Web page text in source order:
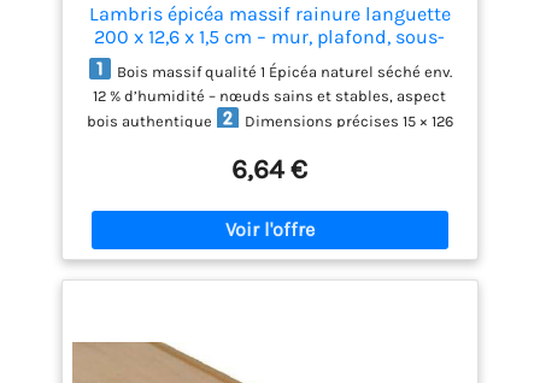
Lambris épicéa massif rainure languette
200 x 12,6 x 1,5 cm – mur, plafond, sous-
toiture, bardage léger – 1 lame
Bois massif qualité 1 Épicéa naturel séché env.
12 % d’humidité – nœuds sains et stables, aspect
bois authentique
Dimensions précises 15 × 126
couverture par lame
Utilisation intérieure &
léger, ruches, sauna, abri de jardin et
aménagement intérieur
Pose simple rainure-
languette Assemblage propre et solide – montage
supplément transport
6,64 €